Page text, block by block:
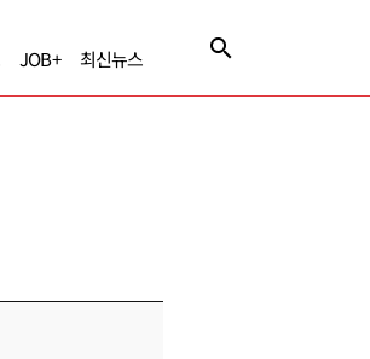
JOB+ 최신뉴스